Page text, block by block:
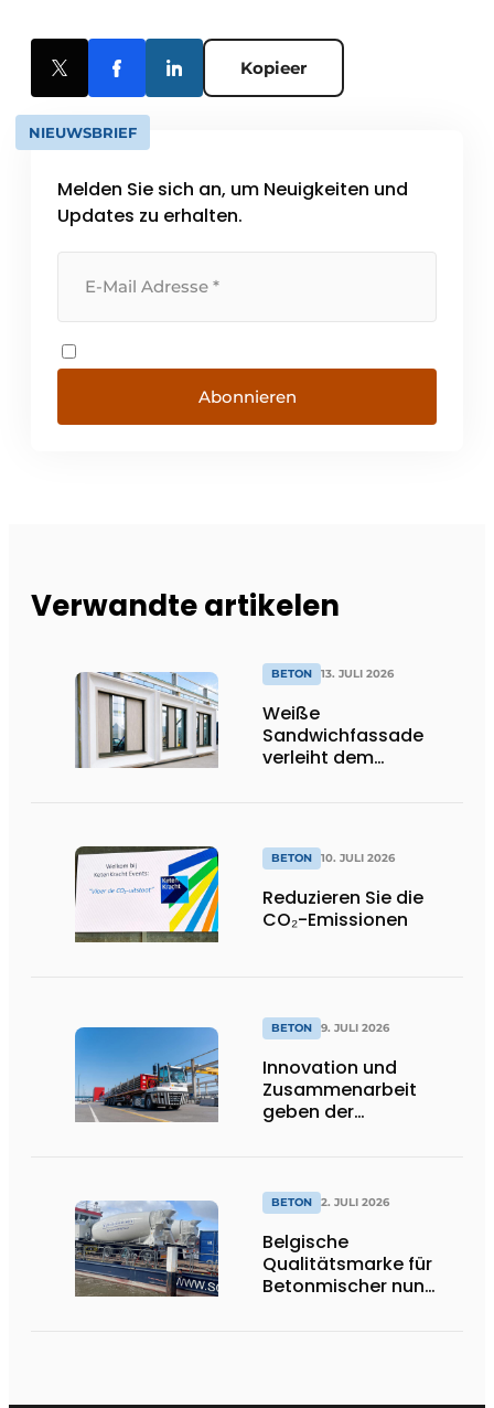
Kopieer
NIEUWSBRIEF
Melden Sie sich an, um Neuigkeiten und
Updates zu erhalten.
Abonnieren
Verwandte artikelen
BETON 13. JULI 2026
Weiße
Sandwichfassade
verleiht dem
Erscheinungsbild
BETON 10. JULI 2026
Reduzieren Sie die
CO₂-Emissionen
BETON 9. JULI 2026
Innovation und
Zusammenarbeit
geben der
BETON 2. JULI 2026
Belgische
Qualitätsmarke für
Betonmischer nun